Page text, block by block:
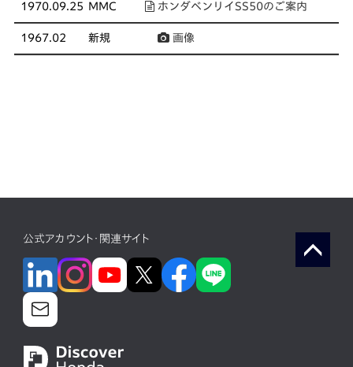
1970.09.25 MMC ホンダベンリイSS50のご案内
1967.02 新規 画像
公式アカウント・関連サイト